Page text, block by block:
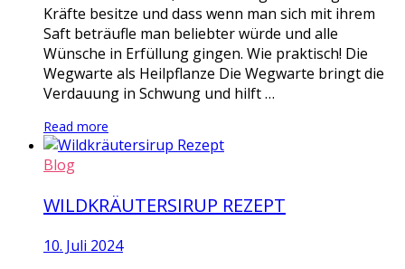
Kräfte besitze und dass wenn man sich mit ihrem
Saft beträufle man beliebter würde und alle
Wünsche in Erfüllung gingen. Wie praktisch! Die
Wegwarte als Heilpflanze Die Wegwarte bringt die
Verdauung in Schwung und hilft …
Read more
Blog
WILDKRÄUTERSIRUP REZEPT
10. Juli 2024